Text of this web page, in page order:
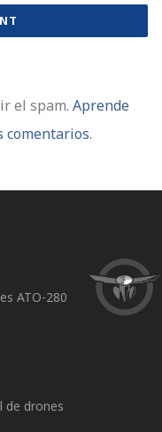
el spam. Aprende
comentarios.
ATO-280
de drones